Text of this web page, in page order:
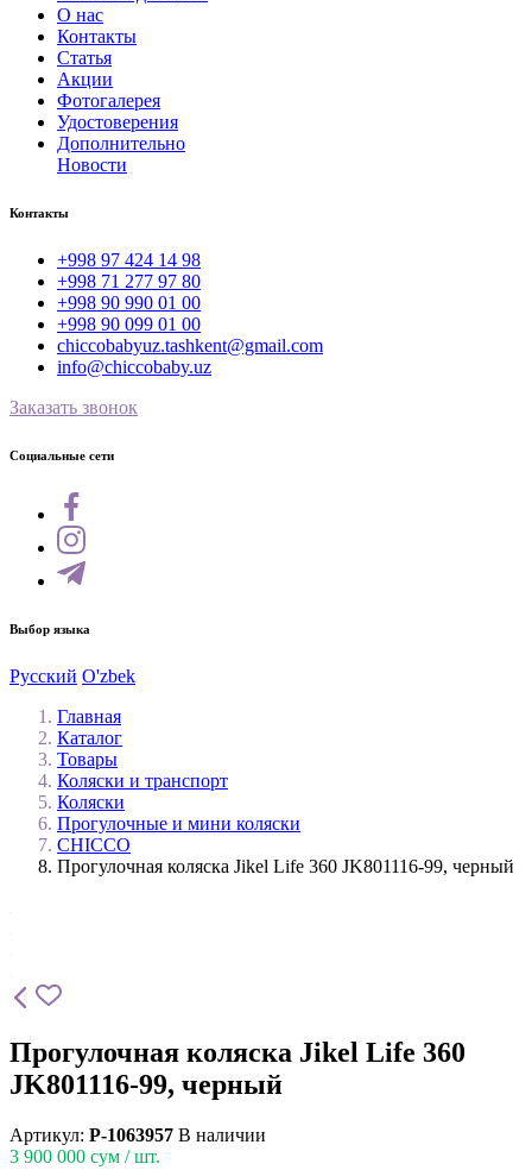
О нас
Контакты
Статья
Акции
Фотогалерея
Удостоверения
Дополнительно
Новости
Контакты
+998 97 424 14 98
+998 71 277 97 80
+998 90 990 01 00
+998 90 099 01 00
chiccobabyuz.tashkent@gmail.com
info@chiccobaby.uz
Заказать звонок
Социальные сети
Выбор языка
Русский O'zbek
Главная
Каталог
Товары
Коляски и транспорт
Коляски
Прогулочные и мини коляски
CHICCO
Прогулочная коляска Jikel Life 360 JK801116-99, черный
Прогулочная коляска Jikel Life 360
JK801116-99, черный
Артикул: P-1063957 В наличии
3 900 000 сум / шт.